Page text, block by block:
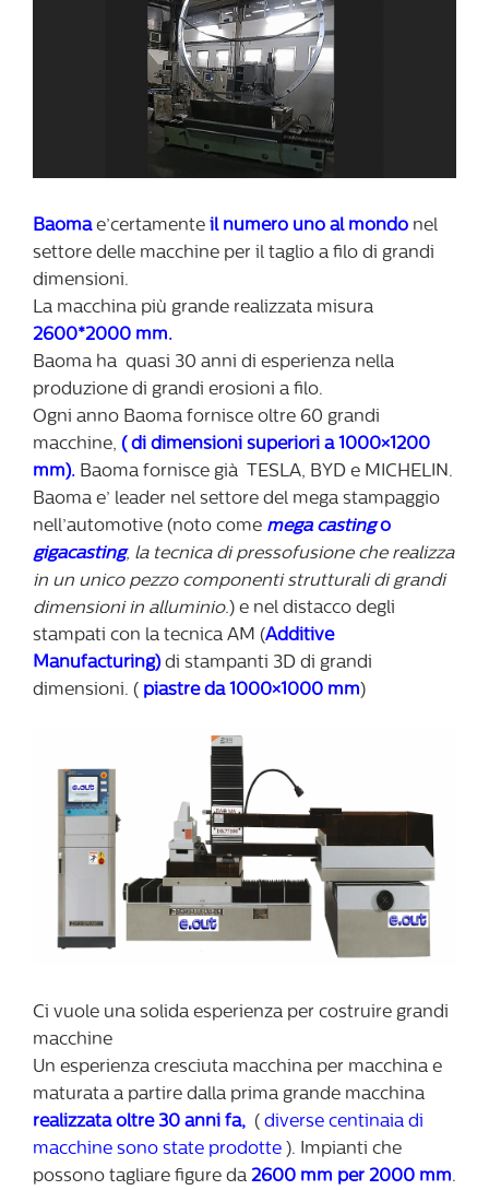
Baomae’certamente il numero uno al mondo nel
settore delle macchine per il taglio a filo di grandi
dimensioni.
La macchina più grande realizzata misura
2600*2000 mm.
Baoma ha quasi 30 anni di esperienza nella
produzione di grandi erosioni a filo.
Ogni anno Baoma fornisce oltre 60 grandi
macchine, ( di dimensioni superiori a 1000×1200
mm). Baoma fornisce già TESLA, BYD e MICHELIN.
Baoma e’ leader nel settore del mega stampaggio
nell’automotive (noto come mega castingo
gigacasting, la tecnica di pressofusione che realizza
in un unico pezzo componenti strutturali di grandi
dimensioni in alluminio.) e nel distacco degli
stampati con la tecnica AM (Additive
Manufacturing)di stampanti 3D di grandi
dimensioni. ( piastre da 1000×1000 mm)
Ci vuole una solida esperienza per costruire grandi
macchine
Un esperienza cresciuta macchina per macchina e
maturata a partire dalla prima grande macchina
realizzata oltre 30 anni fa, ( diverse centinaia di
macchine sono state prodotte ). Impianti che
possono tagliare figure da 2600 mm per 2000 mm.